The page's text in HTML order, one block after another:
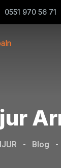
970 56 71
- Blog -